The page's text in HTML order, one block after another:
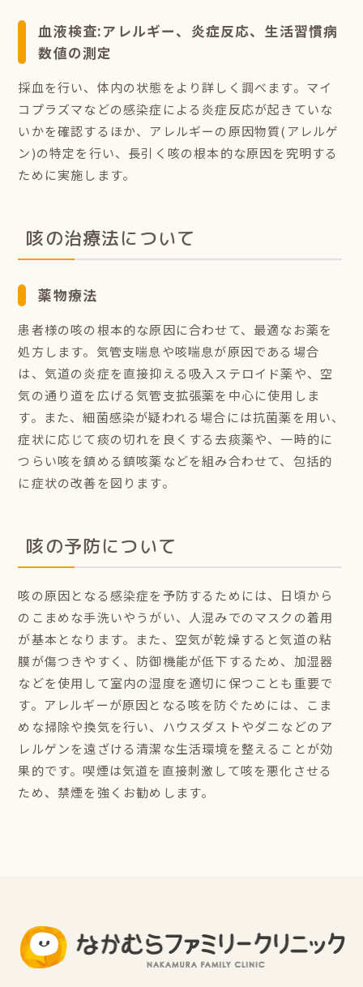
血液検査:アレルギー、炎症反応、生活習慣病
数値の測定
採血を行い、体内の状態をより詳しく調べます。マイ
コプラズマなどの感染症による炎症反応が起きていな
いかを確認するほか、アレルギーの原因物質(アレルゲ
ン)の特定を行い、長引く咳の根本的な原因を究明する
ために実施します。
咳の治療法について
薬物療法
患者様の咳の根本的な原因に合わせて、最適なお薬を
処方します。気管支喘息や咳喘息が原因である場合
は、気道の炎症を直接抑える吸入ステロイド薬や、空
気の通り道を広げる気管支拡張薬を中心に使用しま
す。また、細菌感染が疑われる場合には抗菌薬を用い、
症状に応じて痰の切れを良くする去痰薬や、一時的に
つらい咳を鎮める鎮咳薬などを組み合わせて、包括的
に症状の改善を図ります。
咳の予防について
咳の原因となる感染症を予防するためには、日頃から
のこまめな手洗いやうがい、人混みでのマスクの着用
が基本となります。また、空気が乾燥すると気道の粘
膜が傷つきやすく、防御機能が低下するため、加湿器
などを使用して室内の湿度を適切に保つことも重要で
す。アレルギーが原因となる咳を防ぐためには、こま
めな掃除や換気を行い、ハウスダストやダニなどのア
レルゲンを遠ざける清潔な生活環境を整えることが効
果的です。喫煙は気道を直接刺激して咳を悪化させる
ため、禁煙を強くお勧めします。